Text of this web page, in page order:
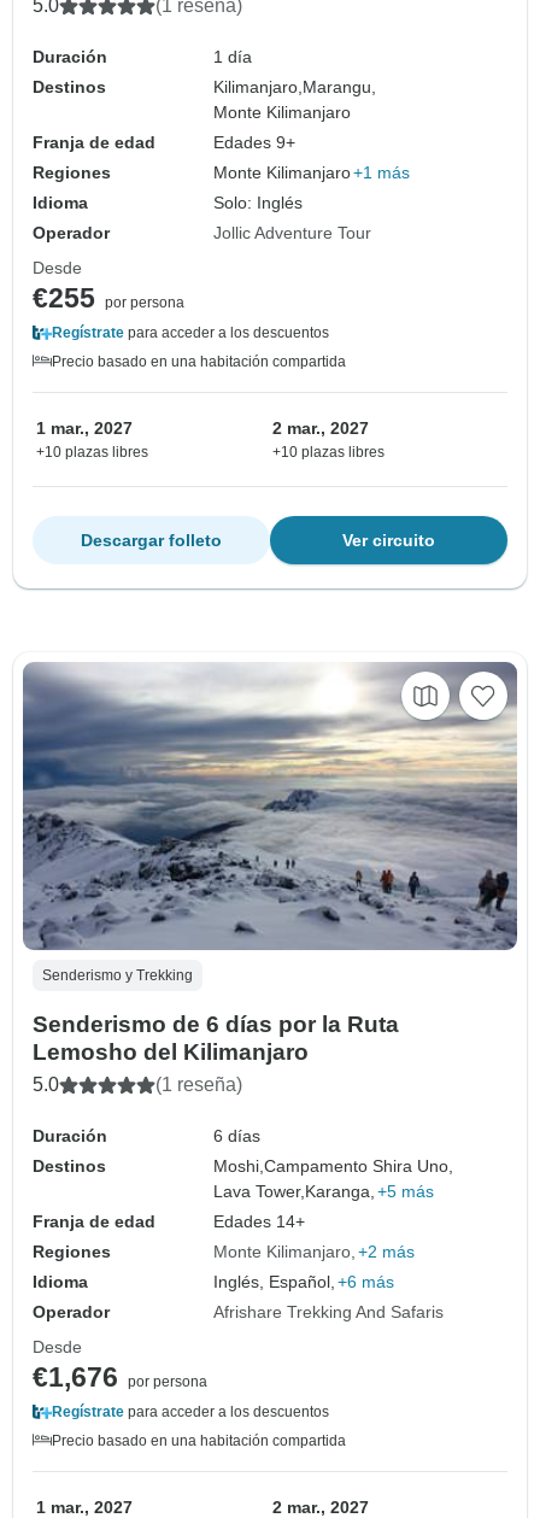
5.0 (1 reseña)
Duración
1 día
Destinos
Kilimanjaro, Marangu,
Monte Kilimanjaro
Franja de edad
Edades 9+
Regiones
Monte Kilimanjaro+1 más
Idioma
Solo: Inglés
Operador
Jollic Adventure Tour
Desde
€255 por persona
Regístrate para acceder a los descuentos
Precio basado en una habitación compartida
1 mar., 2027
+10 plazas libres
2 mar., 2027
+10 plazas libres
Ver circuito
Descargar folleto
Senderismo y Trekking
Senderismo de 6 días por la Ruta
Lemosho del Kilimanjaro
5.0 (1 reseña)
Duración
6 días
Destinos
Moshi,Campamento Shira Uno,
Lava Tower, Karanga, +5 más
Franja de edad
Edades 14+
Regiones
Monte Kilimanjaro +2 más
Idioma
Inglés, Español, +6 más
Operador
Afrishare Trekking And Safaris
Desde
€1,676
por persona
Regístrate para acceder a los descuentos
Precio basado en una habitación compartida
1 mar., 2027 2 mar., 2027